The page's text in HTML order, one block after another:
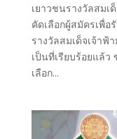
เยาวชนรางวัลสม
คัดเลือกผู้สมัครเพื่
รางวัลสมเด็จเจ้า
เป็นที่เรียบร้อยแล้
เลือก...